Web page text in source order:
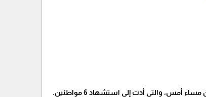
أمس، والتي أدت إلى استشهاد 6 مواطنين.